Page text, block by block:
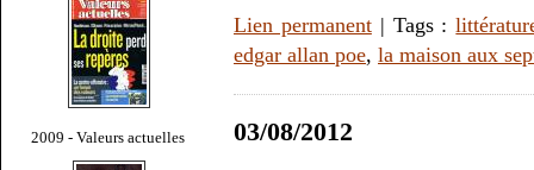
2009 - Valeurs actuelles
Lien permanent| Tags :
edgar allan poe, la maison aux
03/08/2012